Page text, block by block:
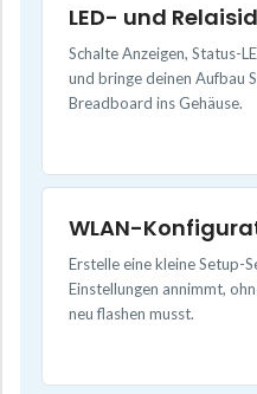
LED- und
Schalte Anzeigen, Status-
und bringe deinen Aufbau
Breadboard ins Gehäuse.
WLAN-
Erstelle eine kleine Setup-
Einstellungen annimmt,
neu flashen musst.